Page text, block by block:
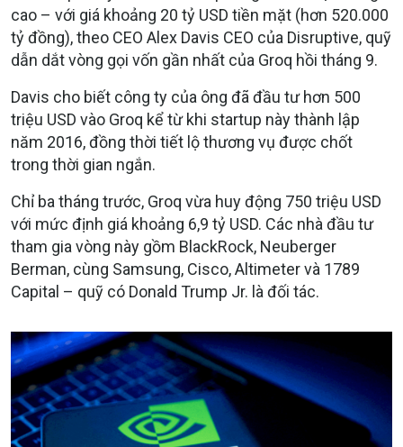
cao – với giá khoảng 20 tỷ USD tiền mặt (hơn 520.000
tỷ đồng), theo CEO Alex Davis CEO của Disruptive, quỹ
dẫn dắt vòng gọi vốn gần nhất của Groq hồi tháng 9.
Davis cho biết công ty của ông đã đầu tư hơn 500
triệu USD vào Groq kể từ khi startup này thành lập
năm 2016, đồng thời tiết lộ thương vụ được chốt
trong thời gian ngắn.
Chỉ ba tháng trước, Groq vừa huy động 750 triệu USD
với mức định giá khoảng 6,9 tỷ USD. Các nhà đầu tư
tham gia vòng này gồm BlackRock, Neuberger
Berman, cùng Samsung, Cisco, Altimeter và 1789
Capital – quỹ có Donald Trump Jr. là đối tác.